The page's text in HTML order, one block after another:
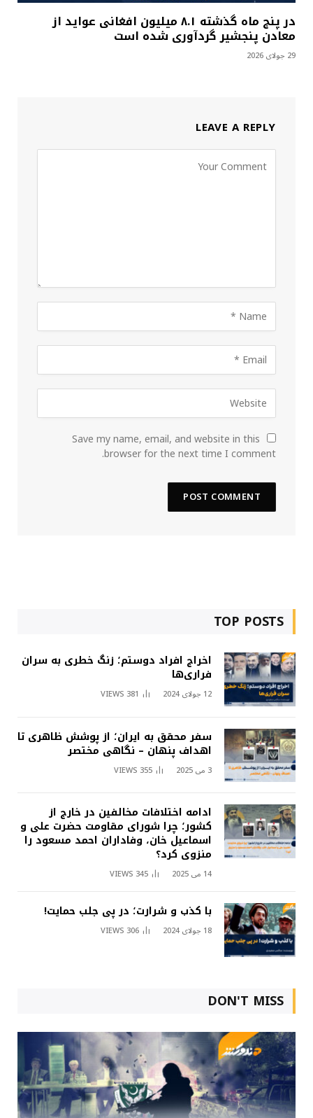
در پنج ماه گذشته ۸.۱ میلیون افغانی عواید از
معادن پنجشیر گردآوری شده است
29 جولای 2026
LEAVE A REPLY
Save my name, email, and website in this
browser for the next time I comment.
TOP POSTS
اخراج افراد دوستم؛ زنگ خطری به سران
فراری‌ها
12 جولای 2024 381
VIEWS
سفر محقق به ایران؛ از پوشش ظاهری تا
اهداف پنهان – نگاهی مختصر
3 می 2025 355
VIEWS
ادامه اختلافات مخالفین در خارج از
کشور؛ چرا شورای مقاومت حضرت علی و
اسماعیل خان، وفاداران احمد مسعود را
منزوی کرد؟
14 می 2025 345
VIEWS
با کذب و شرارت؛ در پی جلب حمایت!
18 جولای 2024 306
VIEWS
DON'T MISS